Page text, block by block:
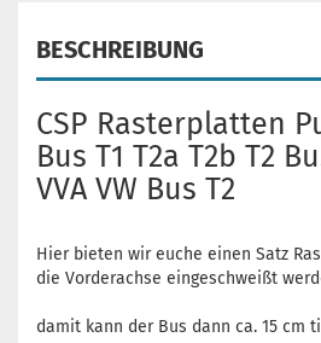
BESCHREIBUNG
CSP Rasterplatten
Bus T1 T2a T2b T2
VVA VW Bus T2
Hier bieten wir euche einen Satz
die Vorderachse eingeschweißt
damit kann der Bus dann ca. 15 cm